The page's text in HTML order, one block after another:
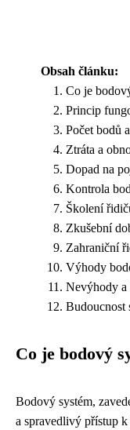
Obsah článku:
Co je
Princip
Počet bodů
Ztráta a
Dopad na
Kontrola
Školení
Zkušební
Zahraniční
Výhody
Nevýhody a
Budoucnost
Co je bodový
Bodový systém,
a spravedlivý přístup